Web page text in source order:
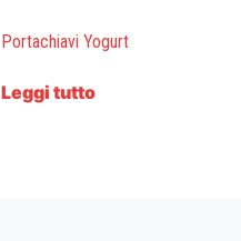
Portachiavi Yogurt
Leggi tutto